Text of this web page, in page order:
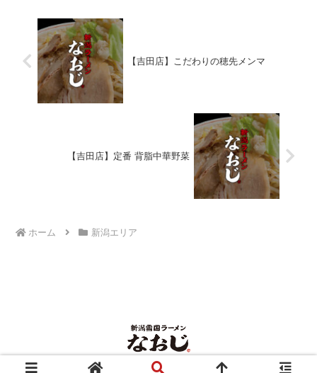
【吉田店】こだわりの穂先メンマ
【吉田店】定番 背脂中華野菜
ホーム 新潟エリア
© 2017 新潟雪国ラーメンなおじNEWS.